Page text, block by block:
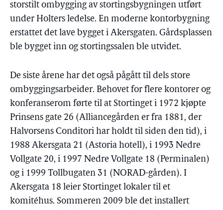
storstilt ombygging av stortingsbygningen utført
under Holters ledelse. En moderne kontorbygning
erstattet det lave bygget i Akersgaten. Gårdsplassen
ble bygget inn og stortingssalen ble utvidet.
De siste årene har det også pågått til dels store
ombyggingsarbeider. Behovet for flere kontorer og
konferanserom førte til at Stortinget i 1972 kjøpte
Prinsens gate 26 (Alliancegården er fra 1881, der
Halvorsens Conditori har holdt til siden den tid), i
1988 Akersgata 21 (Astoria hotell), i 1993 Nedre
Vollgate 20, i 1997 Nedre Vollgate 18 (Perminalen)
og i 1999 Tollbugaten 31 (NORAD-gården). I
Akersgata 18 leier Stortinget lokaler til et
komitéhus. Sommeren 2009 ble det installert